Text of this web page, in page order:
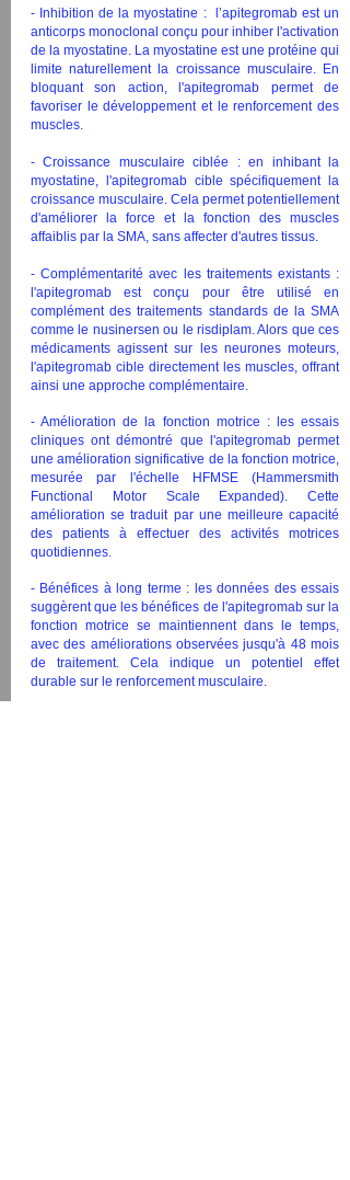
- Inhibition de la myostatine : l’apitegromab est un
anticorps monoclonal conçu pour inhiber l'activation
de la myostatine. La myostatine est une protéine qui
limite naturellement la croissance musculaire. En
bloquant son action, l'apitegromab permet de
favoriser le développement et le renforcement des
muscles.
- Croissance musculaire ciblée : en inhibant la
myostatine, l'apitegromab cible spécifiquement la
croissance musculaire. Cela permet potentiellement
d'améliorer la force et la fonction des muscles
affaiblis par la SMA, sans affecter d'autres tissus.
- Complémentarité avec les traitements existants :
l'apitegromab est conçu pour être utilisé en
complément des traitements standards de la SMA
comme le nusinersen ou le risdiplam. Alors que ces
médicaments agissent sur les neurones moteurs,
l'apitegromab cible directement les muscles, offrant
ainsi une approche complémentaire.
- Amélioration de la fonction motrice : les essais
cliniques ont démontré que l'apitegromab permet
une amélioration significative de la fonction motrice,
mesurée par l'échelle HFMSE (Hammersmith
Functional Motor Scale Expanded). Cette
amélioration se traduit par une meilleure capacité
des patients à effectuer des activités motrices
quotidiennes.
- Bénéfices à long terme : les données des essais
suggèrent que les bénéfices de l'apitegromab sur la
fonction motrice se maintiennent dans le temps,
avec des améliorations observées jusqu'à 48 mois
de traitement. Cela indique un potentiel effet
durable sur le renforcement musculaire.